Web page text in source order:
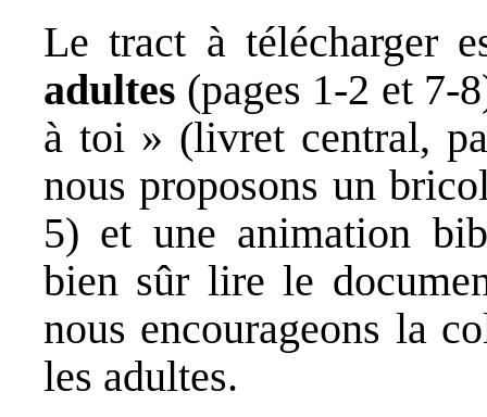
Letract à télécharger
adultes (pages 1-2 et 7-
à toi » (livret central,
nous proposons un
5) et une animation
bien sûr lire le
nous encourageons la
les adultes.